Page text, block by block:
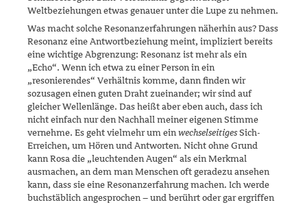
Weltbeziehun­­gen etwas genauer unter die Lupe zu nehmen.
Was macht solche Resonanzerfahrungen näherhin aus? Dass
Resonanz eine Antwortbeziehung meint, impliziert bereits
eine wichtige Abgren­zung: Resonanz ist mehr als ein
„Echo“. Wenn ich etwa zu einer Person in ein
„resonierendes“ Verhältnis komme, dann finden wir
sozusagen einen guten Draht zueinander; wir sind auf
gleicher Wellenlänge. Das heißt aber eben auch, dass ich
nicht einfach nur den Nachhall meiner eigenen Stimme
vernehme. Es geht vielmehr um einwechselseitigesSich-
Erreichen, um Hören und Antworten. Nicht ohne Grund
kann Rosa die „leuchtenden Augen“ als ein Merkmal
ausmachen, an dem man Menschen oft geradezu ansehen
kann, dass sie eine Resonanzerfahrung machen. Ich werde
buchstäblich angesprochen – und berührt oder gar ergriffen